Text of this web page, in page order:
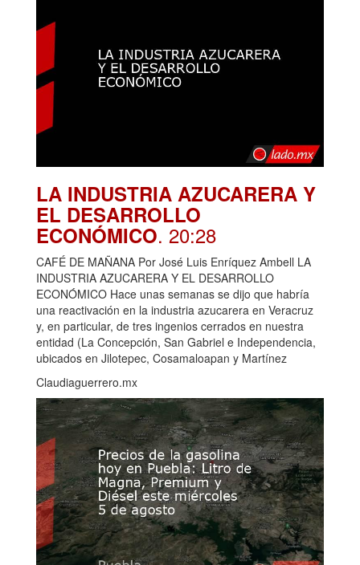
LA INDUSTRIA AZUCARERA Y
EL DESARROLLO
ECONÓMICO. 20:28
CAFÉ DE MAÑANA Por José Luis Enríquez Ambell LA
INDUSTRIA AZUCARERA Y EL DESARROLLO
ECONÓMICO Hace unas semanas se dijo que habría
una reactivación en la industria azucarera en Veracruz
y, en particular, de tres ingenios cerrados en nuestra
entidad (La Concepción, San Gabriel e Independencia,
ubicados en Jilotepec, Cosamaloapan y Martínez
Claudiaguerrero.mx